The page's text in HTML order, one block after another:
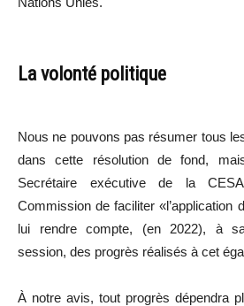
La volonté politique
Nous ne pouvons pas résumer tous
dans cette résolution de fond,
Secrétaire exécutive de la
Commission de faciliter «l’application
lui rendre compte, (en 2022), à sa
session, des progrès réalisés à cet
À notre avis, tout progrès dépendra